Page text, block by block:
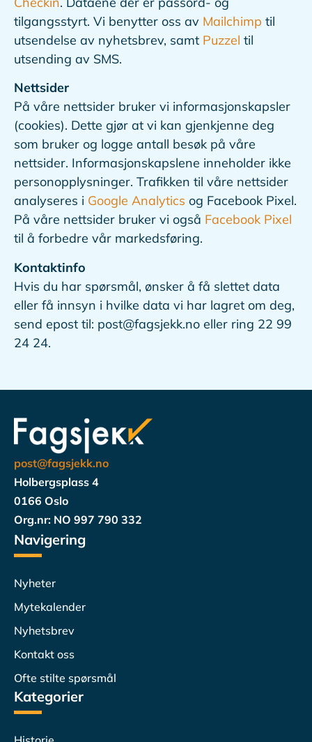
tilgangsstyrt. Vi benytter oss av Mailchimp til
utsendelse av nyhetsbrev, samt Puzzel til
utsending av SMS.
Nettsider
På våre nettsider bruker vi informasjonskapsler
(cookies). Dette gjør at vi kan gjenkjenne deg
som bruker og logge antall besøk på våre
nettsider. Informasjonskapslene inneholder ikke
personopplysninger. Trafikken til våre nettsider
analyseres i Google Analytics og Facebook Pixel.
På våre nettsider bruker vi også Facebook Pixel
til å forbedre vår markedsføring.
Kontaktinfo
Hvis du har spørsmål, ønsker å få slettet data
eller få innsyn i hvilke data vi har lagret om deg,
send epost til: post@fagsjekk.no eller ring 22 99
24 24.
post@fagsjekk.no
Holbergsplass 4
0166 Oslo
Org.nr: NO 997 790 332
Navigering
Nyheter
Mytekalender
Nyhetsbrev
Kontakt oss
Ofte stilte spørsmål
Kategorier